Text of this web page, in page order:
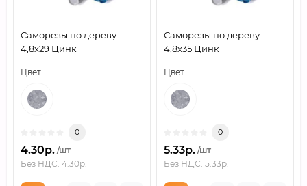
Саморезы по дереву
4,8х29 Цинк
Цвет
0
4.30р. /шт
Без НДС: 4.30р.
Саморезы по дереву
4,8х35 Цинк
Цвет
0
5.33р. /шт
Без НДС: 5.33р.